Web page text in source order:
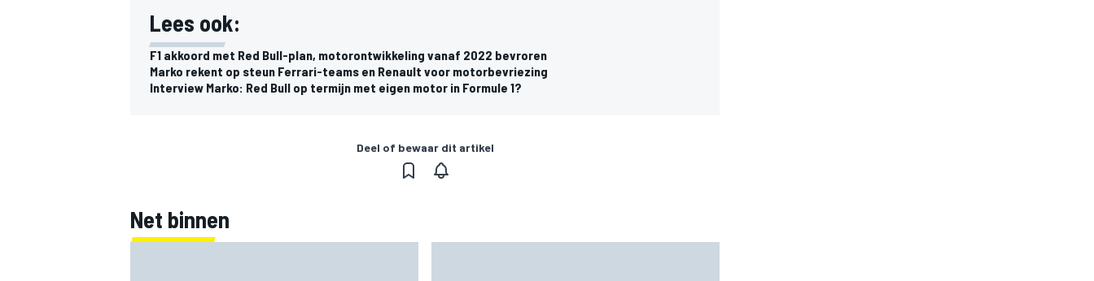
Lees ook:
F1 akkoord met Red Bull-plan, motorontwikkeling vanaf 2022 bevroren
Marko rekent op steun Ferrari-teams en Renault voor motorbevriezing
Interview Marko: Red Bull op termijn met eigen motor in Formule 1?
Deel of bewaar dit artikel
Net binnen